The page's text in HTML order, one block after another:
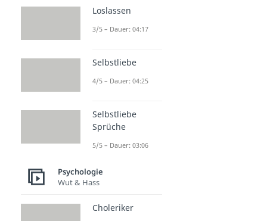
Loslassen
3/5 – Dauer: 04:17
Selbstliebe
4/5 – Dauer: 04:25
Selbstliebe
Sprüche
5/5 – Dauer: 03:06
Psychologie
Wut & Hass
Choleriker